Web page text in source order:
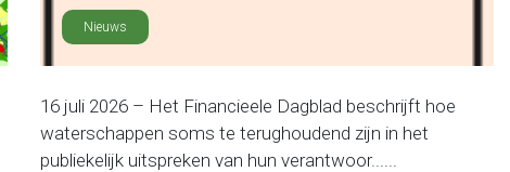
Nieuws
16 juli 2026 – Het Financieele Dagblad beschrijft hoe
waterschappen soms te terughoudend zijn in het
publiekelijk uitspreken van hun verantwoor......